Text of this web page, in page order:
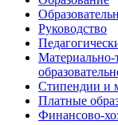
Руководство
Материально-
Стипендии и
Платные
Финансово-